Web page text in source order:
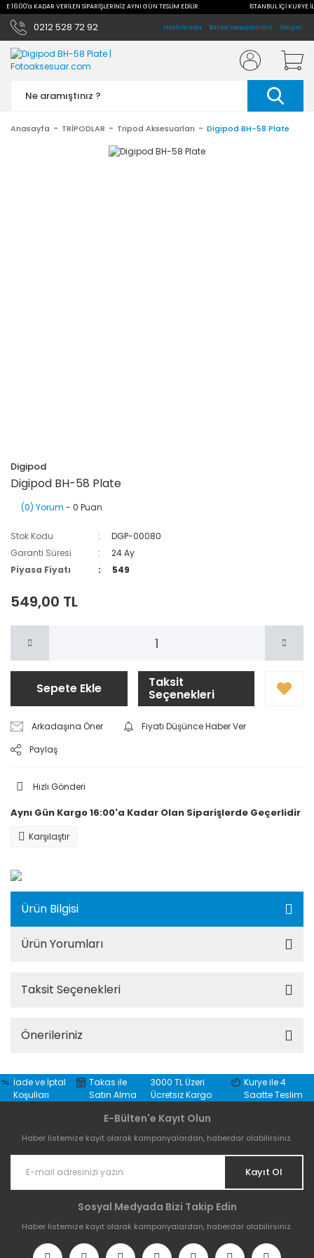
16:00'a KADAR VERİLEN SİPARİŞLERİNİZ AYNI GÜN TESLİM EDİLİR. İSTANBUL İÇİ KURYE
0212 528 72 92 Hakkımızda Banka Hesaplarımız İletişim
Anasayfa TRİPODLAR Tripod Aksesuarları Digipod BH-58 Plate
Digipod
Digipod BH-58 Plate
(0) Yorum - 0 Puan
Stok Kodu
DGP-00080
Garanti Süresi
24 Ay
Piyasa Fiyatı
549
549,00 TL
Sepete Ekle Taksit
Seçenekleri
Arkadaşına Öner
Fiyatı Düşünce Haber Ver
Paylaş
Hızlı Gönderi
Aynı Gün Kargo 16:00'a Kadar Olan Siparişlerde Geçerlidir
Karşılaştır
Ürün Bilgisi
Ürün Yorumları
Taksit Seçenekleri
Önerileriniz
İade ve İptal
Koşulları
Takas ile
Satın Alma
3000 TL Üzeri
Ücretsiz Kargo
Kurye ile 4
Saatte Teslim
E-Bülten'e Kayıt Olun
Haber listemize kayıt olarak kampanyalardan, haberdar olabilirsiniz.
Kayıt Ol
Sosyal Medyada Bizi Takip Edin
Haber listemize kayıt olarak kampanyalardan, haberdar olabilirsiniz.